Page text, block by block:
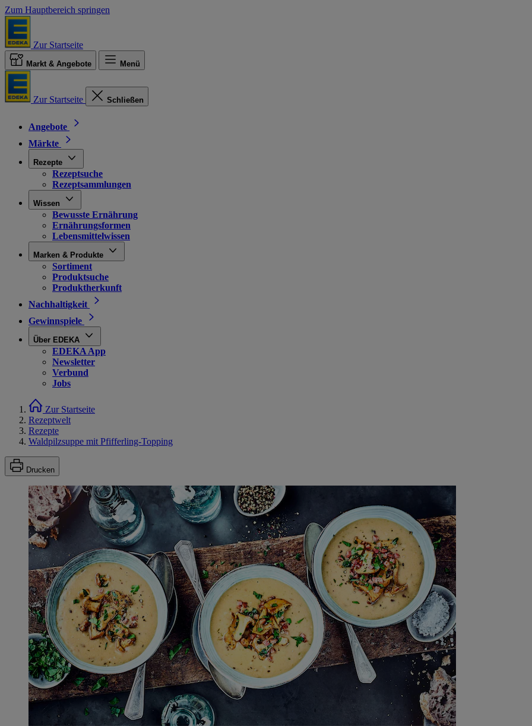
Zum Hauptbereich springen
Zur Startseite
Markt & Angebote Menü
Zur Startseite Schließen
Angebote
Märkte
Rezepte
Rezeptsuche
Rezeptsammlungen
Wissen
Bewusste Ernährung
Ernährungsformen
Lebensmittelwissen
Marken & Produkte
Sortiment
Produktsuche
Produktherkunft
Nachhaltigkeit
Gewinnspiele
Über EDEKA
EDEKA App
Newsletter
Verbund
Jobs
Zur Startseite
Rezeptwelt
Rezepte
Waldpilzsuppe mit Pfifferling-Topping
Drucken